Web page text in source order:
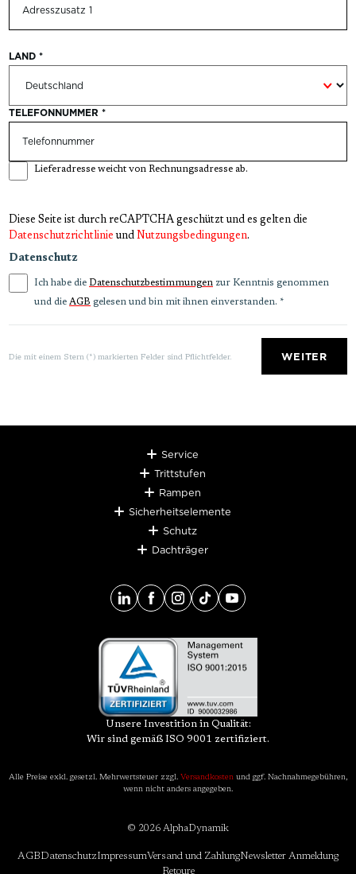
LAND *
TELEFONNUMMER *
Lieferadresse weicht von Rechnungsadresse ab.
Diese Seite ist durch reCAPTCHA geschützt und es gelten die
Datenschutzrichtlinie und Nutzungsbedingungen.
Datenschutz
Ich habe die Datenschutzbestimmungen zur Kenntnis genommen
und die AGB gelesen und bin mit ihnen einverstanden. *
Die mit einem Stern (*) markierten Felder sind Pflichtfelder. WEITER
Service
Trittstufen
Rampen
Sicherheitselemente
Schutz
Dachträger
Unsere Investition in Qualität:
Wir sind gemäß ISO 9001 zertifiziert.
Alle Preise exkl. gesetzl. Mehrwertsteuer zzgl. Versandkosten und ggf. Nachnahmegebühren,
wenn nicht anders angegeben.
© 2026 AlphaDynamik
AGBDatenschutzImpressumVersand und ZahlungNewsletter Anmeldung
Retoure